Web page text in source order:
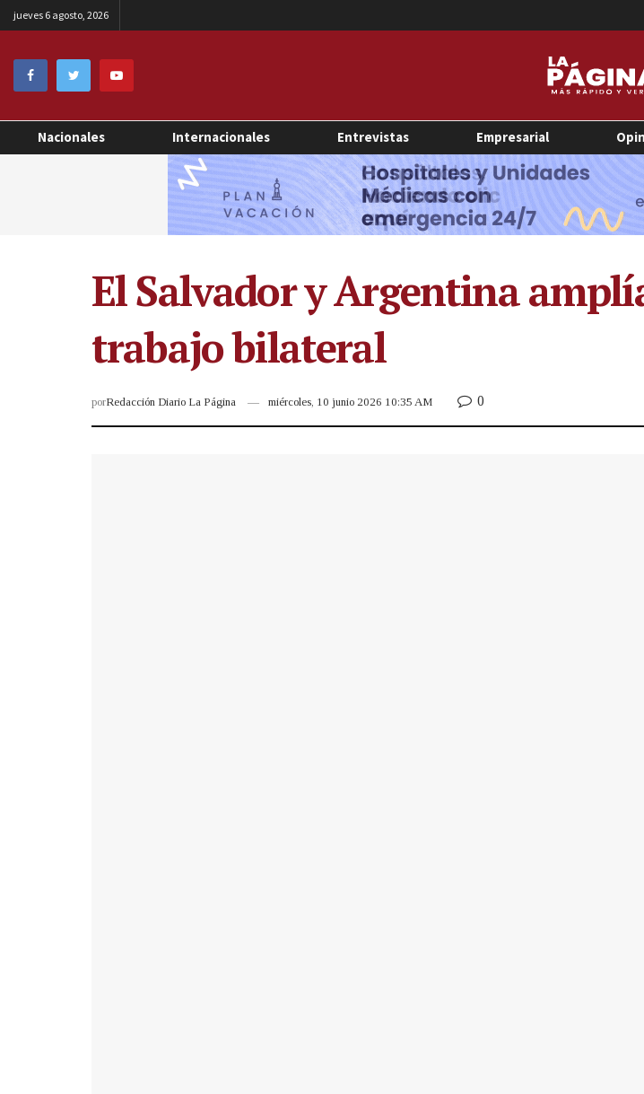
jueves 6 agosto, 2026
Nacionales Internacionales Entrevistas Empresarial
El Salvador y Argentina
trabajo bilateral
porRedacción Diario La Página miércoles, 10 junio 2026 10:35 AM 0